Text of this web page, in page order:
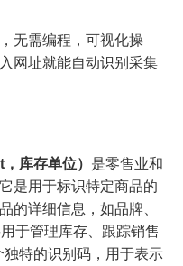
无需编程，可视化操
网址就能自动识别采集
库存单位） 是零售业和
是用于标识特定商品的
的详细信息，如品牌、
于管理库存、跟踪销售
特的识别码，用于表示